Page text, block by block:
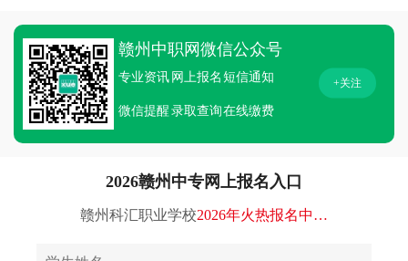
赣州中职网微信公众号
专业资讯 网上报名 短信通知
微信提醒 录取查询在线缴费
+关注
2026赣州中专网上报名入口
赣州科汇职业学校2026年火热报名中…